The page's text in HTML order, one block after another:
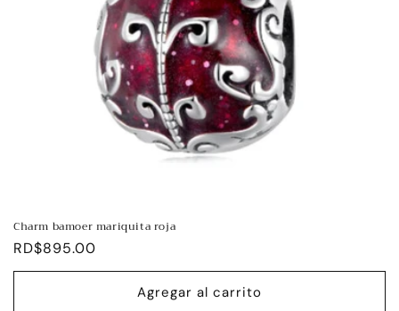
Charm bamoer mariquita roja
Precio
habitual
RD$895.00
Agregar al carrito